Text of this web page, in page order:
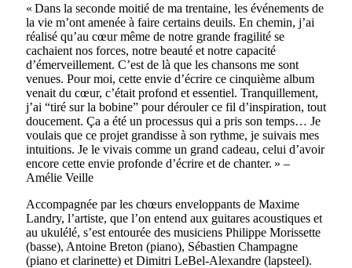
« Dans la seconde moitié de ma trentaine, les événements de
la vie m’ont amenée à faire certains deuils. En chemin, j’ai
réalisé qu’au cœur même de notre grande fragilité se
cachaient nos forces, notre beauté et notre capacité
d’émerveillement. C’est de là que les chansons me sont
venues. Pour moi, cette envie d’écrire ce cinquième album
venait du cœur, c’était profond et essentiel. Tranquillement,
j’ai “tiré sur la bobine” pour dérouler ce fil d’inspiration, tout
doucement. Ça a été un processus qui a pris son temps… Je
voulais que ce projet grandisse à son rythme, je suivais mes
intuitions. Je le vivais comme un grand cadeau, celui d’avoir
encore cette envie profonde d’écrire et de chanter. » –
Amélie Veille
Accompagnée par les chœurs enveloppants de Maxime
Landry, l’artiste, que l’on entend aux guitares acoustiques et
au ukulélé, s’est entourée des musiciens Philippe Morissette
(basse), Antoine Breton (piano), Sébastien Champagne
(piano et clarinette) et Dimitri LeBel-Alexandre (lapsteel).